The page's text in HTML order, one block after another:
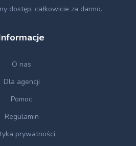
dostęp, całkowicie za darmo.
O nas
Dla agencji
Pomoc
Regulamin
prywatności